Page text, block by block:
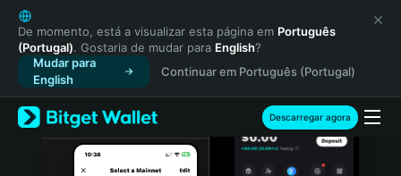
English
日本語
Tiếng Việt
Русский
Español (Latinoamérica)
Türkçe
Italiano
De momento, está a visualizar esta página em Português
(Portugal). Gostaria de mudar para English?
Mudar para
English
Continuar em Português (Portugal)
Descarregar agora